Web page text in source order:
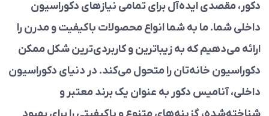
دکور، مقصدی ایده‌آل برای تمامی نیازهای دکوراسیون
داخلی شما. ما به شما انواع محصولات باکیفیت و مدرن را
ارائه می‌دهیم که به زیباترین و کاربردی‌ترین شکل ممکن
دکوراسیون خانه‌تان را متحول می‌کند. در دنیای دکوراسیون
داخلی، آنامیس دکور به عنوان یک برند معتبر و